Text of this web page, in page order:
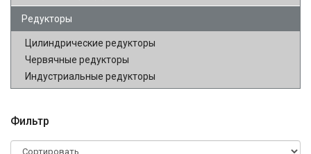
Редукторы
Цилиндрические редукторы
Червячные редукторы
Индустриальные редукторы
Фильтр